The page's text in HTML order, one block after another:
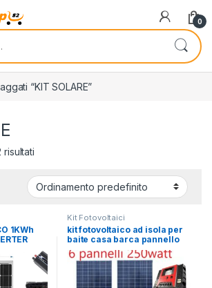
0
“KIT SOLARE”
risultati
1KWh
SOLARE
Kit Fotovoltaici
kit fotovoltaico ad isola per
baite casa barca pannello
solare batteria inverter
regolatore